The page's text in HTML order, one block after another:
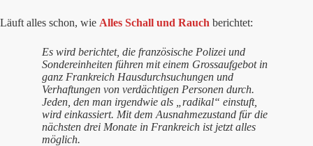
Läuft alles schon, wie Alles Schall und Rauch berichtet:
Es wird berichtet, die französische Polizei und
Sondereinheiten führen mit einem Grossaufgebot in
ganz Frankreich Hausdurchsuchungen und
Verhaftungen von verdächtigen Personen durch.
Jeden, den man irgendwie als „radikal“ einstuft,
wird einkassiert. Mit dem Ausnahmezustand für die
nächsten drei Monate in Frankreich ist jetzt alles
möglich.